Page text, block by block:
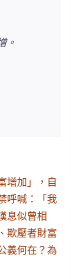
。
增加」，自
呼喊：「我
息似曾相
欺壓者財富
義何在？為